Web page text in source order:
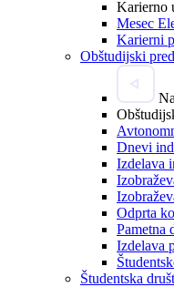
Karierno
Mesec
Karierni
Obštudijski
Dnevi
Izdelava
Odprta
Pametna
Izdelava
Študentska